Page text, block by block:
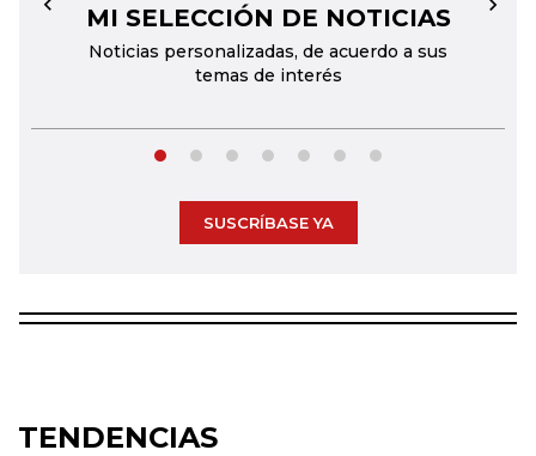
MI SELECCIÓN DE NOTICIAS
Noticias personalizadas, de acuerdo a sus
temas de interés
← →
SUSCRÍBASE YA
TENDENCIAS